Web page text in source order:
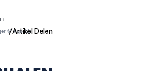
@ Aquablu
/Artikel Delen